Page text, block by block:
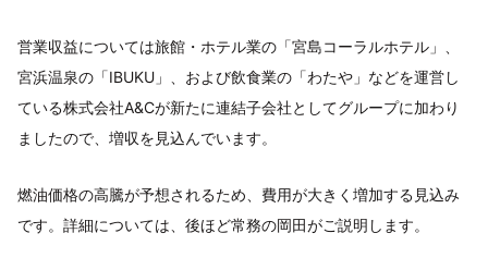
営業収益については旅館・ホテル業の「宮島コーラルホテル」、
宮浜温泉の「IBUKU」、および飲食業の「わたや」などを運営し
ている株式会社A&Cが新たに連結子会社としてグループに加わり
ましたので、増収を見込んでいます。
燃油価格の高騰が予想されるため、費用が大きく増加する見込み
です。詳細については、後ほど常務の岡田がご説明します。